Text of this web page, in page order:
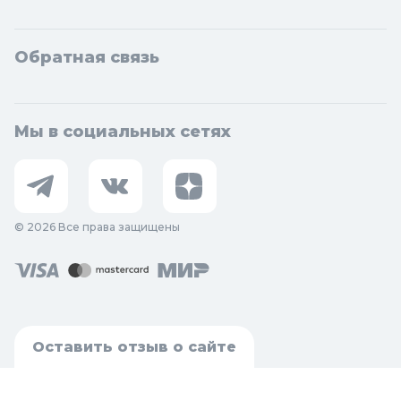
Обратная связь
Мы в социальных сетях
© 2026 Все права защищены
Оставить отзыв о сайте